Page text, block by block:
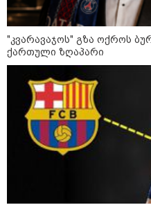
Faceამბები
"კვარავაჯოს" გზა ოქროს
ქართული ზღაპარი